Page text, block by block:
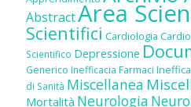
AbstractArea
Scientifici Cardiologia
Scientifico Depressione
Generico Inefficacia Farmaci
di Sanità Miscellanea
Mortalità Neurologia